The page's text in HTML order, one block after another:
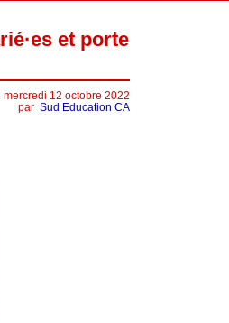
et porte
mercredi 12 octobre 2022
par Sud Education CA